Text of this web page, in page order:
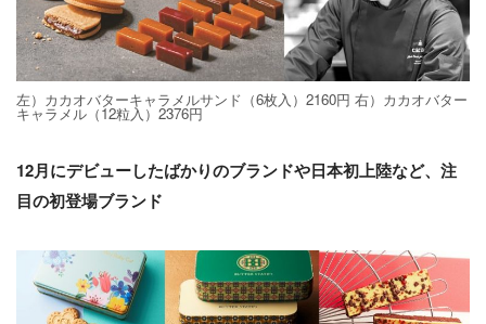
左）カカオバターキャラメルサンド（6枚入）2160円 右）カカオバター
キャラメル（12粒入）2376円
12月にデビューしたばかりのブランドや日本初上陸など、注
目の初登場ブランド